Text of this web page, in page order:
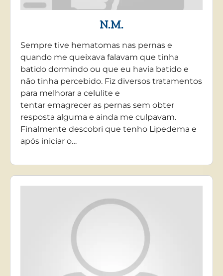
N.M.
Sempre tive hematomas nas pernas e
quando me queixava falavam que tinha
batido dormindo ou que eu havia batido e
não tinha percebido. Fiz diversos tratamentos
para melhorar a celulite e
tentar emagrecer as pernas sem obter
resposta alguma e ainda me culpavam.
Finalmente descobri que tenho Lipedema e
após iniciar o…